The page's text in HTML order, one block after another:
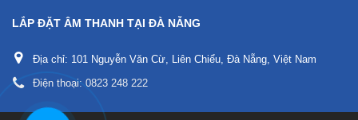
LẮP ĐẶT ÂM THANH TẠI ĐÀ NẴNG
Địa chỉ: 101 Nguyễn Văn Cừ, Liên Chiểu, Đà Nẵng, Việt Nam
Điện thoại: 0823 248 222